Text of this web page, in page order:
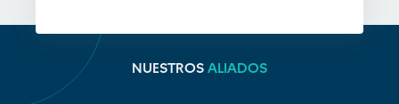
NUESTROS ALIADOS